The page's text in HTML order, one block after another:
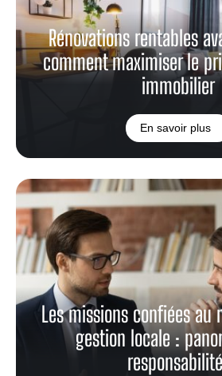
Rénovations rentables
comment maximiser le
immobilier
En savoir plus
Les missions confiées au
gestion locale :